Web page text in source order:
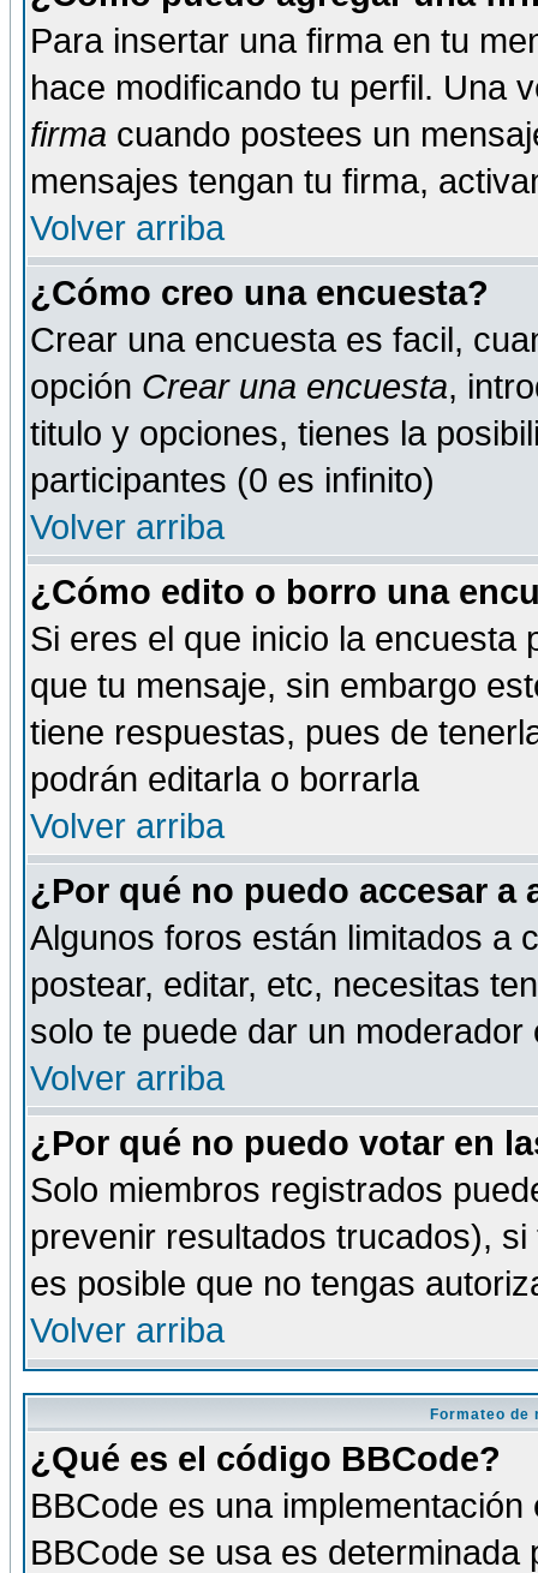
Para insertar una firma en tu
hace modificando tu perfil. Una
firma cuando postees un
mensajes tengan tu firma,
Volver arriba
¿Cómo creo una encuesta?
Crear una encuesta es facil,
opción Crear una encuesta,
titulo y opciones, tienes la
participantes (0 es infinito)
Volver arriba
¿Cómo edito o borro una
Si eres el que inicio la encuesta
que tu mensaje, sin embargo
tiene respuestas, pues de
podrán editarla o borrarla
Volver arriba
¿Por qué no puedo accesar a
Algunos foros están limitados a
postear, editar, etc, necesitas
solo te puede dar un
Volver arriba
¿Por qué no puedo votar en
Solo miembros registrados
prevenir resultados trucados),
es posible que no tengas
Volver arriba
Formateo de
¿Qué es el código BBCode?
BBCode es una
BBCode se usa es